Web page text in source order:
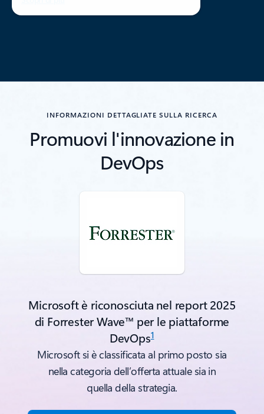
INFORMAZIONI DETTAGLIATE SULLA RICERCA
Promuovi l'innovazione in
DevOps
Microsoft è riconosciuta nel report 2025
di Forrester Wave™ per le piattaforme
DevOps1
Microsoft si è classificata al primo posto sia
nella categoria dell’offerta attuale sia in
quella della strategia.